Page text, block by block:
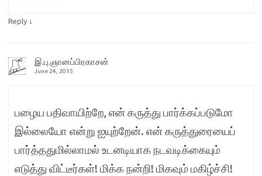
Reply ↓
இ.பு.ஞானப்பிரகாசன்
June 24, 2015
பழைய பதிவாயிற்றே, என் கருத்து பார்க்கப்படுமோ
இல்லையோ என்று ஐயுற்றேன். என் கருத்துரையைப்
பார்த்ததுமில்லாமல் உடனடியாக நடவடிக்கையும்
எடுத்து விட்டீர்கள்! மிக்க நன்றி! மிகவும் மகிழ்ச்சி!